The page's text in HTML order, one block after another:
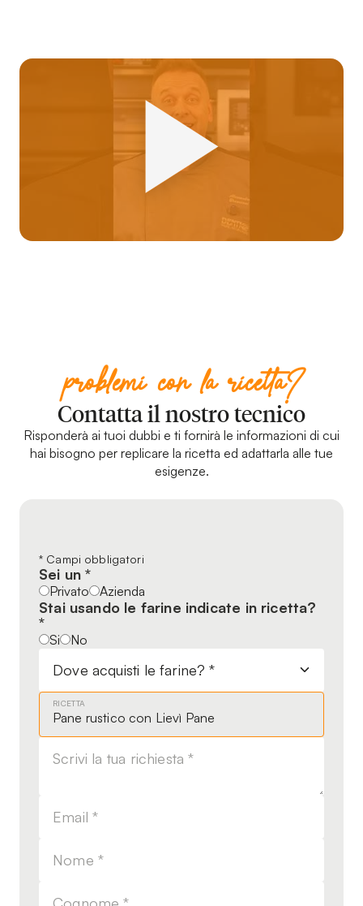
problemi con la ricetta?
Contatta il nostro tecnico
Risponderà ai tuoi dubbi e ti fornirà le informazioni di cui
hai bisogno per replicare la ricetta ed adattarla alle tue
esigenze.
Leave
this
field
blank
* Campi obbligatori
Sei un *
Privato Azienda
Stai usando le farine indicate in ricetta?
*
Si No
RICETTA